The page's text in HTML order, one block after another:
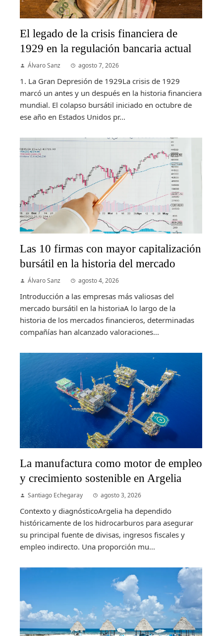
El legado de la crisis financiera de
1929 en la regulación bancaria actual
Álvaro Sanz agosto 7, 2026
1. La Gran Depresión de 1929La crisis de 1929
marcó un antes y un después en la historia financiera
mundial. El colapso bursátil iniciado en octubre de
ese año en Estados Unidos pr...
Las 10 firmas con mayor capitalización
bursátil en la historia del mercado
Álvaro Sanz agosto 4, 2026
Introducción a las empresas más valiosas del
mercado bursátil en la historiaA lo largo de la
historia de los mercados financieros, determinadas
compañías han alcanzado valoraciones...
La manufactura como motor de empleo
y crecimiento sostenible en Argelia
Santiago Echegaray agosto 3, 2026
Contexto y diagnósticoArgelia ha dependido
históricamente de los hidrocarburos para asegurar
su principal fuente de divisas, ingresos fiscales y
empleo indirecto. Una proporción mu...